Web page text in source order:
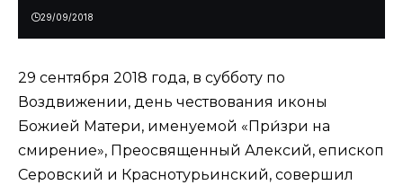
29/09/2018
29 сентября 2018 года, в субботу по
Воздвижении, день чествования иконы
Божией Матери, именуемой «При́зри на
смирение», Преосвященный Алексий, епископ
Серовский и Краснотурьинский, совершил